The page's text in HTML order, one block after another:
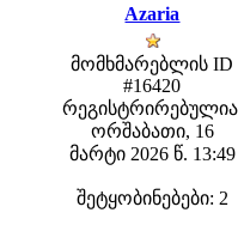
Azaria
მომხმარებლის ID
#16420
ორშაბათი, 16
მარტი 2026 წ. 13:49
შეტყობინებები: 2